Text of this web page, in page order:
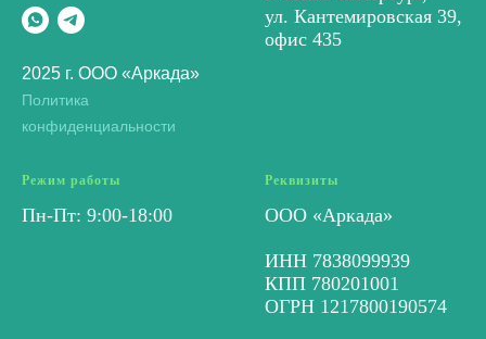
2025 г. ООО «Аркада»
Политика
конфиденциальности
ул. Кантемировская 39,
офис 435
Режим работы
Пн-Пт: 9:00-18:00
Реквизиты
ООО «Аркада»
ИНН 7838099939
КПП 780201001
ОГРН 1217800190574